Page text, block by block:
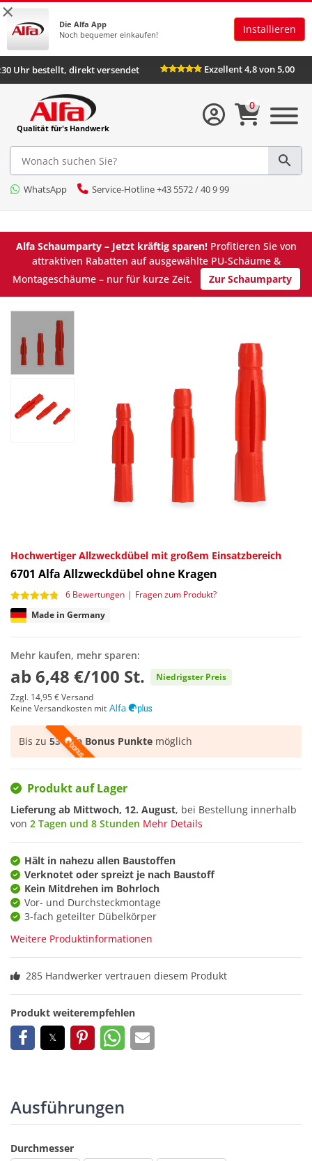
×
Die Alfa App
Noch bequemer einkaufen!
Installieren
Uhr bestellt, direkt versendet Exzellent 4,8 von 5,00
Qualität für's Handwerk
WhatsApp Service-Hotline +43 5572 / 40 9 99
0
Alfa Schaumparty – Jetzt kräftig sparen!Profitieren Sie von
attraktiven Rabatten auf ausgewählte PU-Schäume &
Montageschäume – nur für kurze Zeit.
Zur Schaumparty
Hochwertiger Allzweckdübel mit großem Einsatzbereich
6701 Alfa Allzweckdübel ohne Kragen
6 Bewertungen | Fragen zum Produkt?
Made in Germany
Mehr kaufen, mehr sparen:
ab 6,48 €/100 St.
Niedrigster Preis
Zzgl. 14,95 €Versand
Keine Versandkosten mit
Bis zu 53 Alfa Bonus Punkte möglich
Produkt auf Lager
Lieferung ab Mittwoch, 12. August, bei Bestellung innerhalb
von 2 Tagen und 8 Stunden Mehr Details
Hält in nahezu allen Baustoffen
Verknotet oder spreizt je nach Baustoff
Kein Mitdrehen im Bohrloch
Vor- und Durchsteckmontage
3-fach geteilter Dübelkörper
Weitere Produktinformationen
285 Handwerker vertrauen diesem Produkt
Produkt weiterempfehlen
Ausführungen
Durchmesser